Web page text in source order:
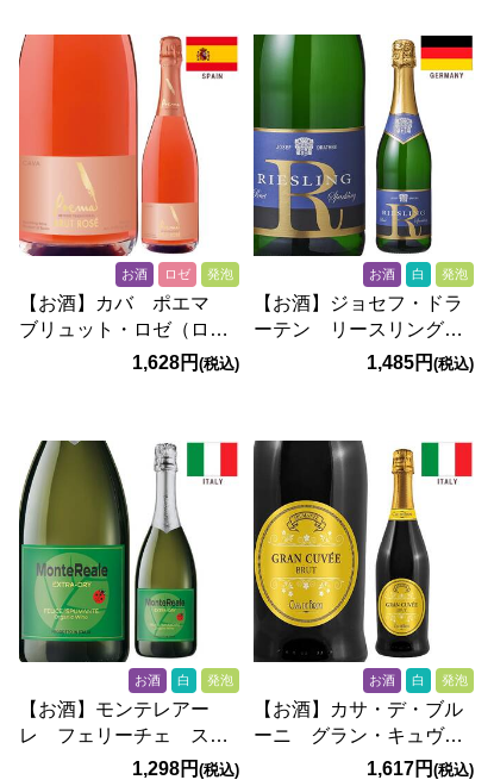
お酒 ロゼ 発泡
【お酒】カバ ポエマ
ブリュット・ロゼ（ロ
ゼ・発泡） 750ml
1,628円(税込)
お酒 白 発泡
【お酒】ジョセフ・ドラ
ーテン リースリング
スパークリング ブリュ
1,485円 (税込)
お酒 白 発泡
【お酒】モンテレアー
レ フェリーチェ スプ
マンテ オーガニック
1,298円(税込)
お酒 白 発泡
【お酒】カサ・デ・ブル
ーニ グラン・キュヴ
ェ スプマンテ ブリュ
1,617円 (税込)